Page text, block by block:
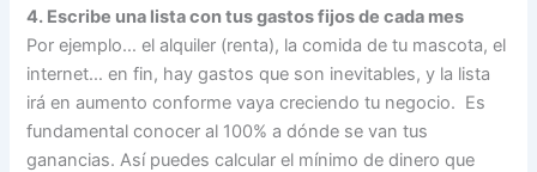
4. Escribe una lista con tus gastos fijos de cada mes
Por ejemplo… el alquiler (renta), la comida de tu mascota, el
internet… en fin, hay gastos que son inevitables, y la lista
irá en aumento conforme vaya creciendo tu negocio. Es
fundamental conocer al 100% a dónde se van tus
ganancias. Así puedes calcular el mínimo de dinero que